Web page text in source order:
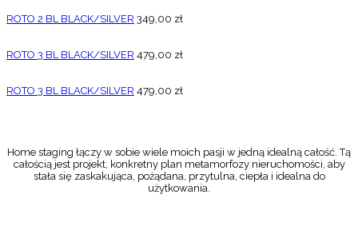
ROTO 2 BL BLACK/SILVER 349,00 zł
ROTO 3 BL BLACK/SILVER 479,00 zł
ROTO 3 BL BLACK/SILVER 479,00 zł
Home staging łączy w sobie wiele moich pasji w jedną idealną całość. Tą
całością jest projekt, konkretny plan metamorfozy nieruchomości, aby
stała się zaskakująca, pożądana, przytulna, ciepła i idealna do
użytkowania.